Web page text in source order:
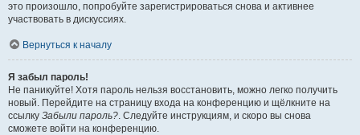
это произошло, попробуйте зарегистрироваться снова и активнее
участвовать в дискуссиях.
Вернуться к началу
Я забыл пароль!
Не паникуйте! Хотя пароль нельзя восстановить, можно легко получить
новый. Перейдите на страницу входа на конференцию и щёлкните на
ссылку Забыли пароль?. Следуйте инструкциям, и скоро вы снова
сможете войти на конференцию.